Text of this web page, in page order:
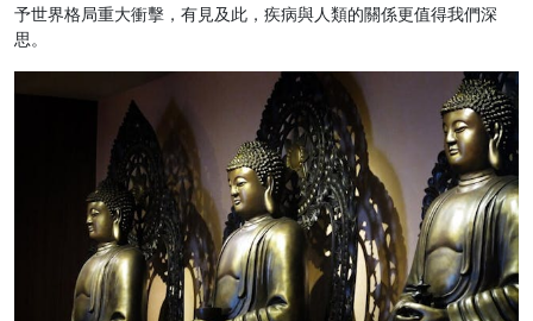
予世界格局重大衝擊，有見及此，疾病與人類的關係更值得我們深
思。